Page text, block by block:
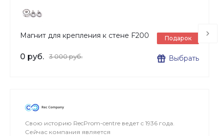
Магнит для крепления к стене F200
0 руб. 3 000 руб.
Подарок
Выбрать
Свою историю RecProm-centre ведет с 1936 года.
Сейчас компания является